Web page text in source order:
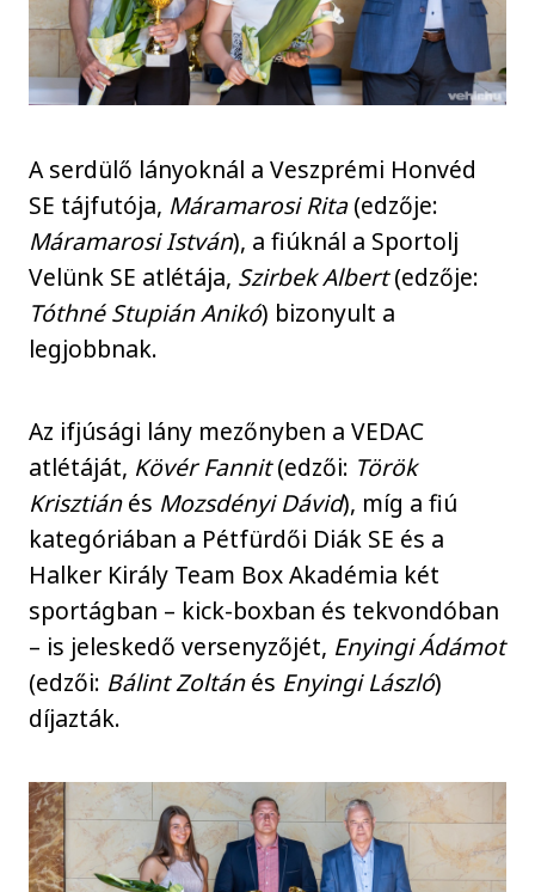
A serdülő lányoknál a Veszprémi Honvéd
SE tájfutója, Máramarosi Rita(edzője:
Máramarosi István), a fiúknál a Sportolj
Velünk SE atlétája, Szirbek Albert(edzője:
Tóthné Stupián Anikó) bizonyult a
legjobbnak.
Az ifjúsági lány mezőnyben a VEDAC
atlétáját, Kövér Fannit(edzői: Török
Krisztiánés Mozsdényi Dávid), míg a fiú
kategóriában a Pétfürdői Diák SE és a
Halker Király Team Box Akadémia két
sportágban – kick-boxban és tekvondóban
– is jeleskedő versenyzőjét, Enyingi Ádámot
(edzői: Bálint Zoltánés Enyingi László)
díjazták.